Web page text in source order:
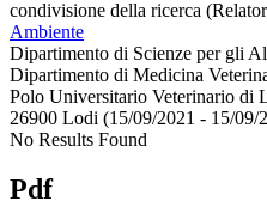
condivisione della ricerca
Ambiente
Dipartimento di Scienze per gli
Dipartimento di Medicina
Polo Universitario Veterinario di
26900 Lodi (15/09/2021 - 15/09/
No Results Found
Pdf